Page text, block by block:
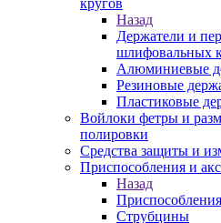
кругов
Назад
Держатели и
шлифовальных
Алюминиевые
Резиновые
Пластиковые
Войлоки фетры и
полировки
Средства защиты и
Приспособления и
Назад
Струбцины